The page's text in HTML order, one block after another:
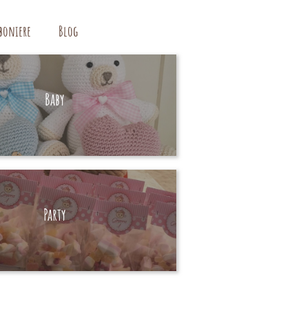
Blog
Baby
MADE
Party